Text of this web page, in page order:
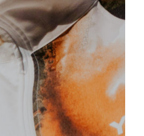
REPORTAGES ET INTERVIEWS
We Love Green se met au vert sur
la Montagne de Gorillaz
7 JUIN 2026